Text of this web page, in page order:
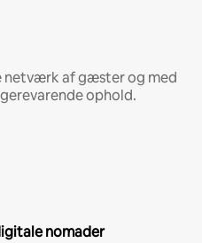
netværk af gæster og med
ophold.
nomader